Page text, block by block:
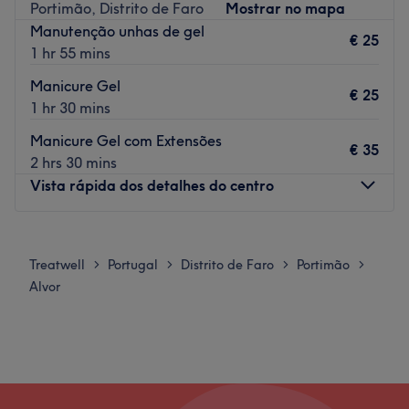
Uma equipa qualificada e experiente, especializada nas
suas áreas de atuação.
O que mais gostamos
Ambiente: acolhedor e tranquilo.
Marcas e produtos utilizados:
Extras:
Go to venue
Portimão, Distrito de Faro
Mostrar no mapa
Manutenção unhas de gel
1 hr 55 mins
€ 25
Manicure Gel
1 hr 30 mins
€ 25
Manicure Gel com Extensões
2 hrs 30 mins
€ 35
Vista rápida dos detalhes do centro
Terça-feira
09:00 –22:00
Treatwell > Portugal > Distrito de Faro > Portimão >
Alvor